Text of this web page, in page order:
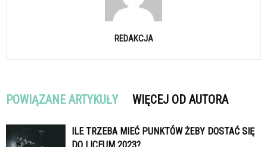
REDAKCJA
POWIĄZANE ARTYKUŁY WIĘCEJ OD AUTORA
ILE TRZEBA MIEĆ PUNKTÓW ŻEBY DOSTAĆ SIĘ